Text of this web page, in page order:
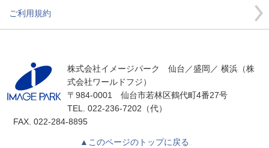
ご利用規約
株式会社イメージパーク 仙台／盛岡／ 横浜（株
式会社ワールドフジ）
〒984-0001 仙台市若林区鶴代町4番27号
TEL. 022-236-7202（代）
FAX. 022-284-8895
▲このページのトップに戻る